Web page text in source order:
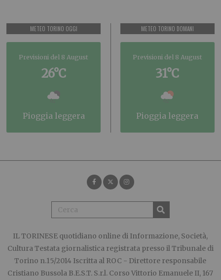
METEO TORINO OGGI
Previsioni del 8 August
26°C
pioggia leggera
METEO TORINO DOMANI
Previsioni del 8 August
31°C
pioggia leggera
IL TORINESE quotidiano online di Informazione, Società,
Cultura Testata giornalistica registrata presso il Tribunale di
Torino n.15/2014 Iscritta al ROC - Direttore responsabile
Cristiano Bussola B.E.S.T. S.r.l. Corso Vittorio Emanuele II, 167